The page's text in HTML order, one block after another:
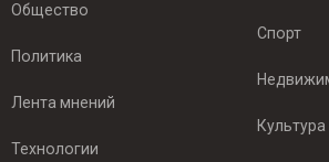
Общество
Политика
Лента мнений
Технологии
Спорт
Культура